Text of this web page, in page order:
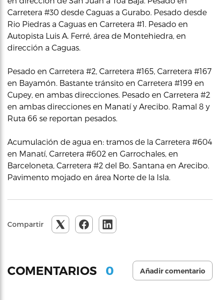
Carretera #30 desde Caguas a Gurabo. Pesado desde
Rio Piedras a Caguas en Carretera #1. Pesado en
Autopista Luis A. Ferré, área de Montehiedra, en
dirección a Caguas.
Pesado en Carretera #2, Carretera #165, Carretera #167
en Bayamón. Bastante tránsito en Carretera #199 en
Cupey, en ambas direcciones. Pesado en Carretera #2
en ambas direcciones en Manatí y Arecibo. Ramal 8 y
Ruta 66 se reportan pesados.
Acumulación de agua en: tramos de la Carretera #604
en Manatí, Carretera #602 en Garrochales, en
Barceloneta, Carretera #2 del Bo. Santana en Arecibo.
Pavimento mojado en área Norte de la Isla.
Compartir
COMENTARIOS 0 Añadir comentario